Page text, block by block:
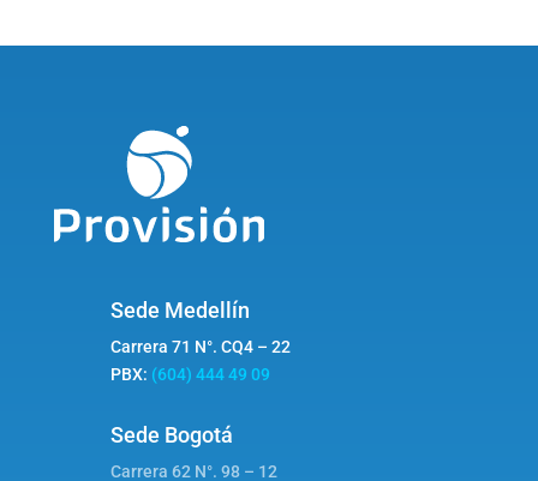
Sede Medellín
Carrera 71 N°. CQ4 – 22
PBX: (604) 444 49 09
Sede Bogotá
Carrera 62 N°. 98 – 12